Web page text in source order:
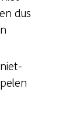
dus
niet-